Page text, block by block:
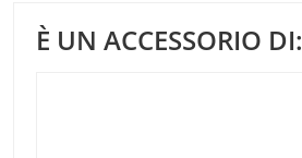
È UN ACCESSORIO DI: